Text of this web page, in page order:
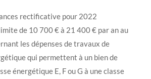
rectificative pour 2022
de 10 700 € à 21 400 € par an au
les dépenses de travaux de
qui permettent à un bien de
énergétique E, F ou G à une classe